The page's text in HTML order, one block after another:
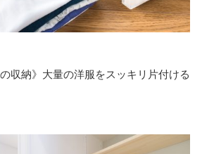
の収納》大量の洋服をスッキリ片付ける